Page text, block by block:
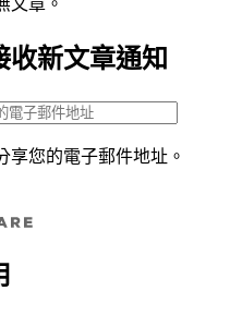
文章。
收新文章通知
享您的電子郵件地址。